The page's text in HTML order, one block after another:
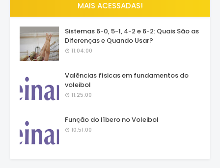
MAIS ACESSADAS!
Sistemas 6-0, 5-1, 4-2 e 6-2: Quais São as
Diferenças e Quando Usar?
11:04:00
Valências físicas em fundamentos do
voleibol
11:25:00
Função do líbero no Voleibol
10:51:00